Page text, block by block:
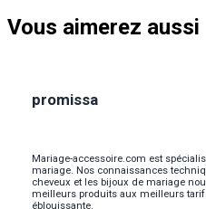
Vous aimerez aussi
promissa
Mariage-accessoire.com est
mariage. Nos connaissances
cheveux et les bijoux de mariage
meilleurs produits aux meilleurs
éblouissante.